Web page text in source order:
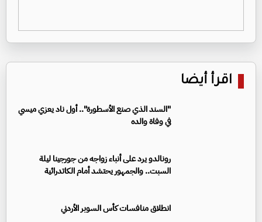
اقرأ أيضا
"السند الذي صنع الأسطورة".. أول ناد يعزي ميسي
في وفاة والده
رونالدو يرد على أنباء زواجه من جورجينا ليلة
السبت.. والجمهور يحتشد أمام الكاتدرائية
انطلاق منافسات كأس السوبر الأردني